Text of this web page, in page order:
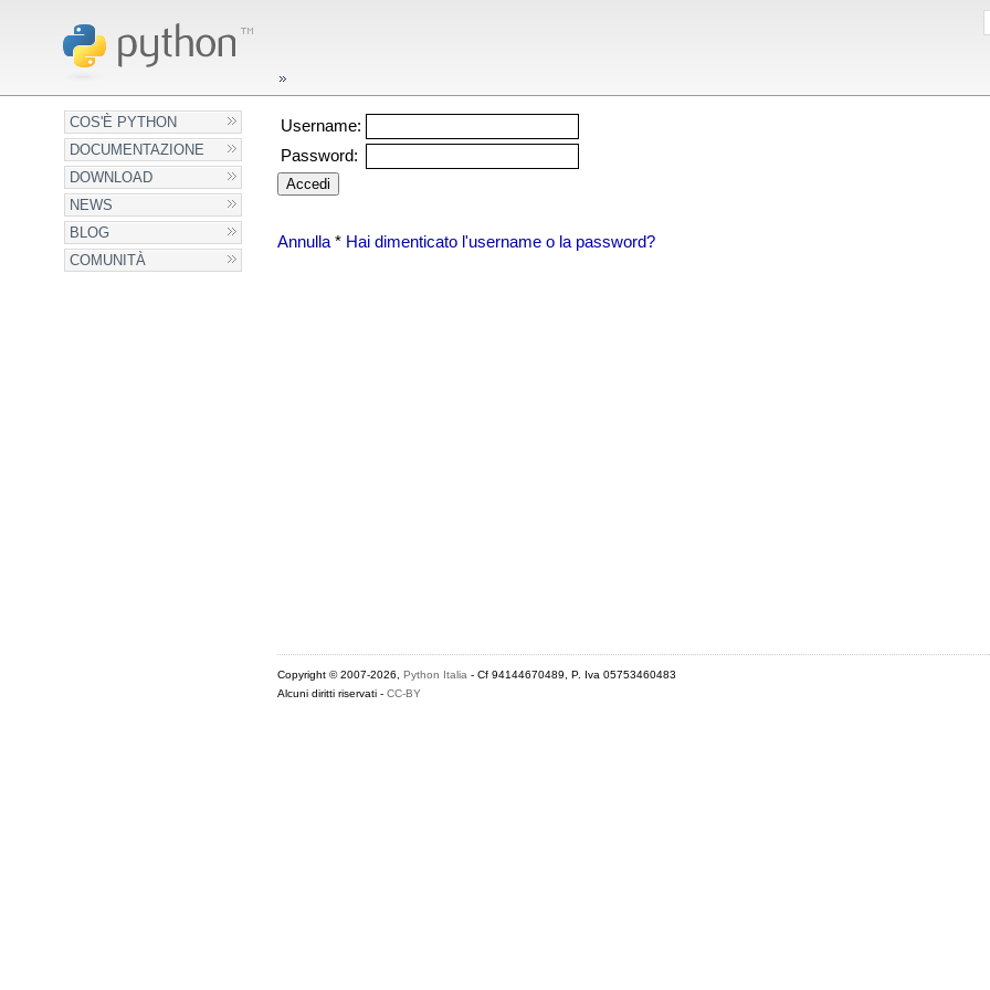
COS'È PYTHON
DOCUMENTAZIONE
DOWNLOAD
NEWS
BLOG
COMUNITÀ
Username:
Password:
Annulla* Hai dimenticato l'username o la password?
Copyright © 2007-2026, Python Italia - Cf 94144670489, P. Iva 05753460483
Alcuni diritti riservati - CC-BY